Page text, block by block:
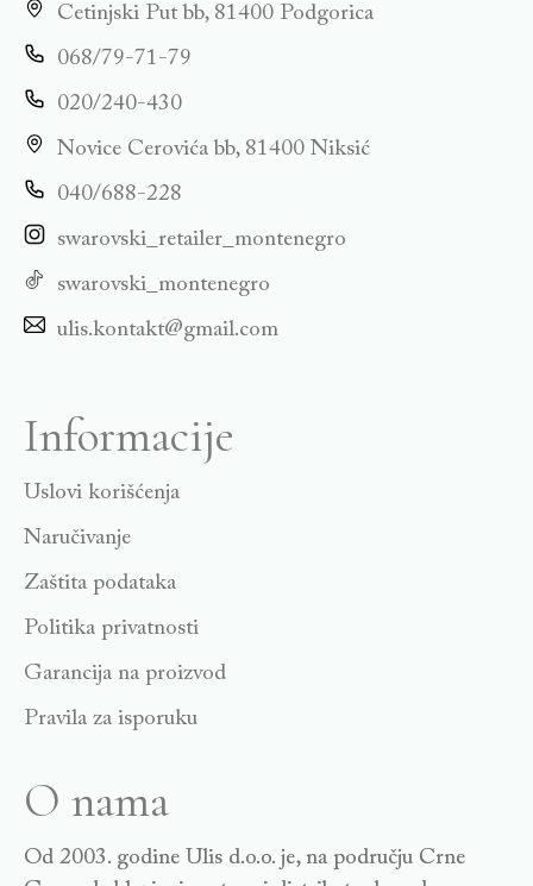
Cetinjski Put bb, 81400 Podgorica
068/79-71-79
020/240-430
Novice Cerovića bb, 81400 Niksić
040/688-228
swarovski_retailer_montenegro
swarovski_montenegro
ulis.kontakt@gmail.com
Informacije
Uslovi korišćenja
Naručivanje
Zaštita podataka
Politika privatnosti
Garancija na proizvod
Pravila za isporuku
O nama
Od 2003. godine Ulis d.o.o. je, na području Crne